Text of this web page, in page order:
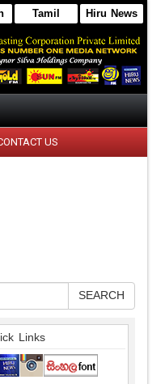
Tamil Hiru News
US
SEARCH
Links